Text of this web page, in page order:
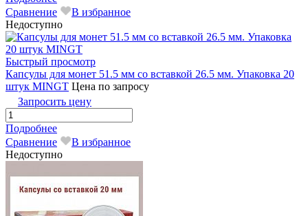
Сравнение
В избранное
Недоступно
Быстрый просмотр
Капсулы для монет 51.5 мм со вставкой 26.5 мм. Упаковка 20
штук MINGT Цена по запросу
Запросить цену
Подробнее
Сравнение
В избранное
Недоступно